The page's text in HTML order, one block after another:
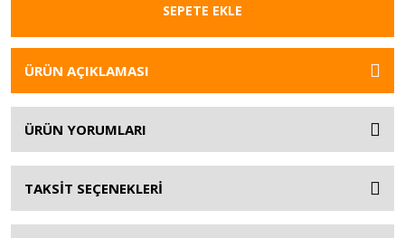
SEPETE EKLE
ÜRÜN AÇIKLAMASI
ÜRÜN YORUMLARI
TAKSİT SEÇENEKLERİ